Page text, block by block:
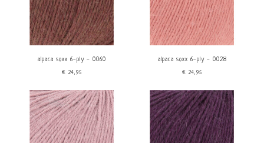
alpaca soxx 6-ply - 0060
€24,95
alpaca soxx 6-ply - 0028
€24,95